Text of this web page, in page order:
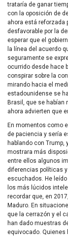
trataría de ganar
con la oposición de
ahora está reforzada
desfavorable por la
esperar que el
la línea del acuerdo
seguramente se
ocurrido desde hace
conspirar sobre la
mirando hacia el
estadounidense se
Brasil, que se habían
ahora advierten que
En momentos como
de paciencia y sería
hablando con
mostrara más
entre ellos algunos
diferencias políticas
escuchados. He
los más lúcidos
recordar que, en
Maduro. En
que la cerrazón y el
han dado muestras
equivocado.